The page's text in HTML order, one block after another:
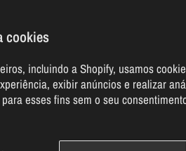
cookies
incluindo a Shopify, usamos
exibir anúncios e realizar
esses fins sem o seu